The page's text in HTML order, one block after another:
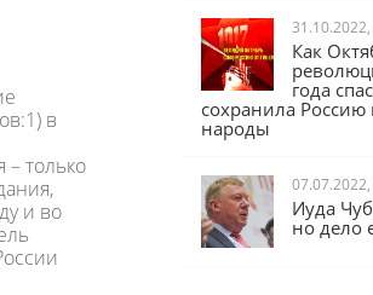
в
только
и во
31.10.2022,
Как
года
сохранила Россию
народы
Иуда
но дело